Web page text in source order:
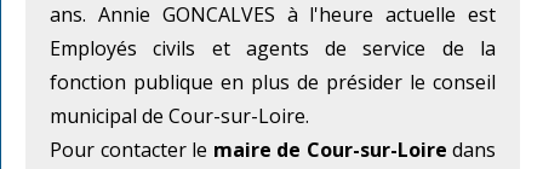
ans. Annie GONCALVES à l'heure actuelle est
Employés civils et agents de service de la
fonction publique en plus de présider le conseil
municipal de Cour-sur-Loire.
Pour contacter le maire de Cour-sur-Loire dans